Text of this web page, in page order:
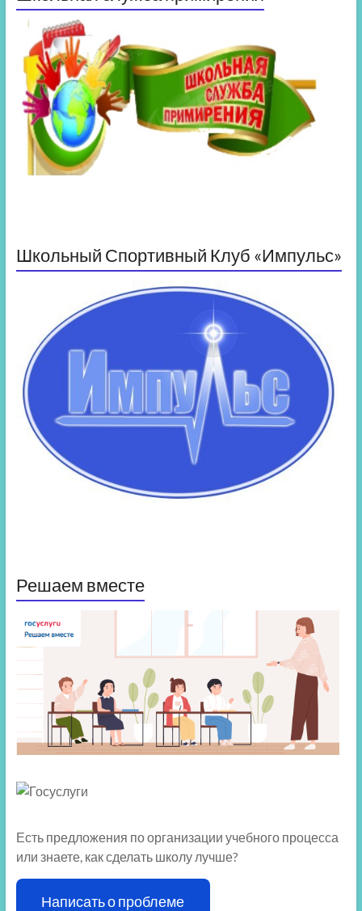
Школьный Спортивный Клуб «Импульс»
Решаем вместе
Есть предложения по организации учебного процесса
или знаете, как сделать школу лучше?
Написать о проблеме